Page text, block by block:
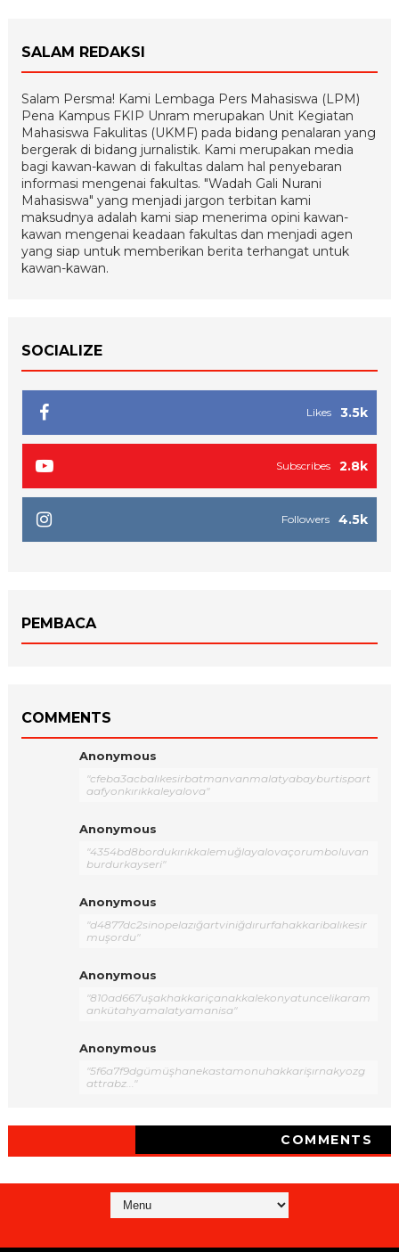
SALAM REDAKSI
Salam Persma! Kami Lembaga Pers Mahasiswa (LPM)
Pena Kampus FKIP Unram merupakan Unit Kegiatan
Mahasiswa Fakulitas (UKMF) pada bidang penalaran yang
bergerak di bidang jurnalistik. Kami merupakan media
bagi kawan-kawan di fakultas dalam hal penyebaran
informasi mengenai fakultas. "Wadah Gali Nurani
Mahasiswa" yang menjadi jargon terbitan kami
maksudnya adalah kami siap menerima opini kawan-
kawan mengenai keadaan fakultas dan menjadi agen
yang siap untuk memberikan berita terhangat untuk
kawan-kawan.
SOCIALIZE
3.5k
Likes
2.8k
Subscribes
4.5k
Followers
PEMBACA
COMMENTS
Anonymous
"cfeba3acbalıkesirbatmanvanmalatyabayburtispart
aafyonkırıkkaleyalova"
Anonymous
"4354bd8bordukırıkkalemuğlayalovaçorumboluvan
burdurkayseri"
Anonymous
"d4877dc2sinopelazığartviniğdırurfahakkaribalıkesir
muşordu"
Anonymous
"810ad667uşakhakkariçanakkalekonyatuncelikaram
ankütahyamalatyamanisa"
Anonymous
"5f6a7f9dgümüşhanekastamonuhakkarişırnakyozg
attrabz..."
COMMENTS